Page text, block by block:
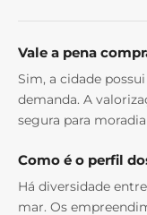
Vale a pena
Sim, a cidade
demanda. A
segura para
Como é o perfil
Há diversidade
mar. Os